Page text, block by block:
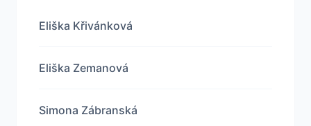
Eliška Křivánková
Eliška Zemanová
Simona Zábranská